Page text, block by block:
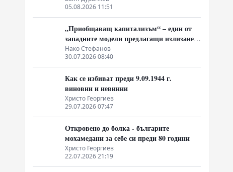
и САЩ
05.08.2026 11:51
„Приобщаващ капитализъм“ – един от
западните модели предлагащи излизане
от системата на неолиберализма
Нако Стефанов
30.07.2026 08:40
Как се избиват преди 9.09.1944 г.
виновни и невинни
Христо Георгиев
29.07.2026 07:47
Откровено до болка - българите
мохамедани за себе си преди 80 години
Христо Георгиев
22.07.2026 21:19